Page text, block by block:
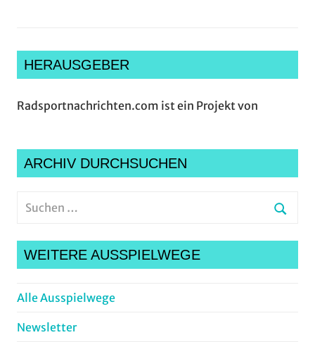
HERAUSGEBER
Radsportnachrichten.com ist ein Projekt von
ARCHIV DURCHSUCHEN
Suchen
WEITERE AUSSPIELWEGE
Alle Ausspielwege
Newsletter